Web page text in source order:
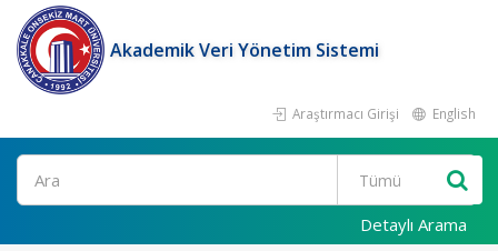
Akademik Veri Yönetim Sistemi
Araştırmacı Girişi English
Ara
Detaylı Arama